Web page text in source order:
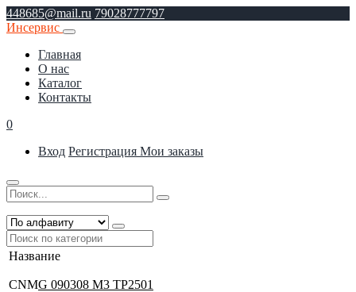
448685@mail.ru 79028777797
Инсервис
Главная
О нас
Каталог
Контакты
0
Вход Регистрация Мои заказы
Название
CNMG 090308 M3 TP2501